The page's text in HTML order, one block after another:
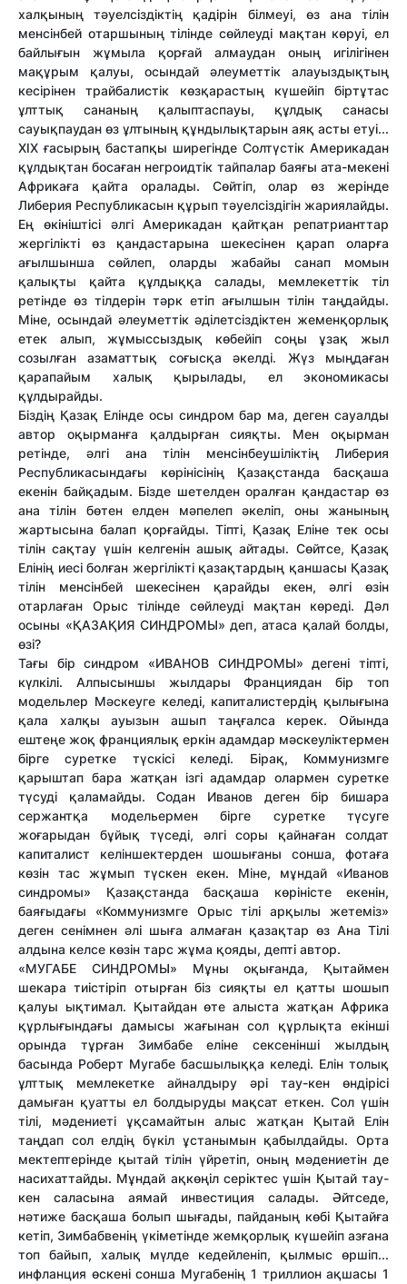
халқының тәуелсіздіктің қадірін білмеуі, өз ана тілін
менсінбей отаршының тілінде сөйлеуді мақтан көруі, ел
байлығын жұмыла қорғай алмаудан оның игілігінен
мақұрым қалуы, осындай әлеуметтік алауыздықтың
кесірінен трайбалистік көзқарастың күшейіп біртұтас
ұлттық сананың қалыптаспауы, құлдық санасы
сауықпаудан өз ұлтының құндылықтарын аяқ асты етуі...
ХІХ ғасырың бастапқы ширегінде Солтүстік Америкадан
құлдықтан босаған негроидтік тайпалар баяғы ата-мекені
Африкаға қайта оралады. Сөйтіп, олар өз жерінде
Либерия Республикасын құрып тәуелсіздігін жариялайды.
Ең өкініштісі әлгі Америкадан қайтқан репатрианттар
жергілікті өз қандастарына шекесінен қарап оларға
ағылшынша сөйлеп, оларды жабайы санап момын
қалықты қайта құлдыққа салады, мемлекеттік тіл
ретінде өз тілдерін тәрк етіп ағылшын тілін таңдайды.
Міне, осындай әлеуметтік әділетсіздіктен жеменқорлық
етек алып, жұмыссыздық көбейіп соңы ұзақ жыл
созылған азаматтық соғысқа әкелді. Жүз мыңдаған
қарапайым халық қырылады, ел экономикасы
құлдырайды.
Біздің Қазақ Елінде осы синдром бар ма, деген сауалды
автор оқырманға қалдырған сияқты. Мен оқырман
ретінде, әлгі ана тілін менсінбеушіліктің Либерия
Республикасындағы көрінісінің Қазақстанда басқаша
екенін байқадым. Бізде шетелден оралған қандастар өз
ана тілін бөтен елден мәпелеп әкеліп, оны жанының
жартысына балап қорғайды. Тіпті, Қазақ Еліне тек осы
тілін сақтау үшін келгенін ашық айтады. Сөйтсе, Қазақ
Елінің иесі болған жергілікті қазақтардың қаншасы Қазақ
тілін менсінбей шекесінен қарайды екен, әлгі өзін
отарлаған Орыс тілінде сөйлеуді мақтан көреді. Дәл
осыны «ҚАЗАҚИЯ СИНДРОМЫ» деп, атаса қалай болды,
өзі?
Тағы бір синдром «ИВАНОВ СИНДРОМЫ» дегені тіпті,
күлкілі. Алпысыншы жылдары Франциядан бір топ
модельлер Мәскеуге келеді, капиталистердің қылығына
қала халқы ауызын ашып таңғалса керек. Ойында
ештеңе жоқ франциялық еркін адамдар мәскеуліктермен
бірге суретке түскісі келеді. Бірақ, Коммунизмге
қарыштап бара жатқан ізгі адамдар олармен суретке
түсуді қаламайды. Содан Иванов деген бір бишара
сержантқа модельермен бірге суретке түсуге
жоғарыдан бұйық түседі, әлгі соры қайнаған солдат
капиталист келіншектерден шошығаны сонша, фотаға
көзін тас жұмып түскен екен. Міне, мұндай «Иванов
синдромы» Қазақстанда басқаша көріністе екенін,
баяғыдағы «Коммунизмге Орыс тілі арқылы жетеміз»
деген сенімнен әлі шыға алмаған қазақтар өз Ана Тілі
алдына келсе көзін тарс жұма қояды, депті автор.
«МУГАБЕ СИНДРОМЫ» Мұны оқығанда, Қытаймен
шекара тиістіріп отырған біз сияқты ел қатты шошып
қалуы ықтимал. Қытайдан өте алыста жатқан Африка
құрлығындағы дамысы жағынан сол құрлықта екінші
орында тұрған Зимбабе еліне сексенінші жылдың
басында Роберт Мугабе басшылыққа келеді. Елін толық
ұлттық мемлекетке айналдыру әрі тау-кен өндірісі
дамыған қуатты ел болдыруды мақсат еткен. Сол үшін
тілі, мәдениеті ұқсамайтын алыс жатқан Қытай Елін
таңдап сол елдің бүкіл ұстанымын қабылдайды. Орта
мектептерінде қытай тілін үйретіп, оның мәдениетін де
насихаттайды. Мұндай ақкөңіл серіктес үшін Қытай тау-
кен саласына аямай инвестиция салады. Әйтседе,
нәтиже басқаша болып шығады, пайданың көбі Қытайға
кетіп, Зимбабвенің үкіметінде жемқорлық күшейіп азғана
топ байып, халық мүлде кедейленіп, қылмыс өршіп...
инфланция өскені сонша Мугабенің 1 триллион ақшасы 1